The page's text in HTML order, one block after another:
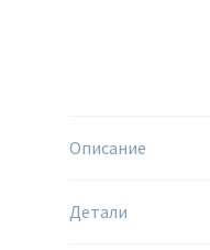
Описание
Детали